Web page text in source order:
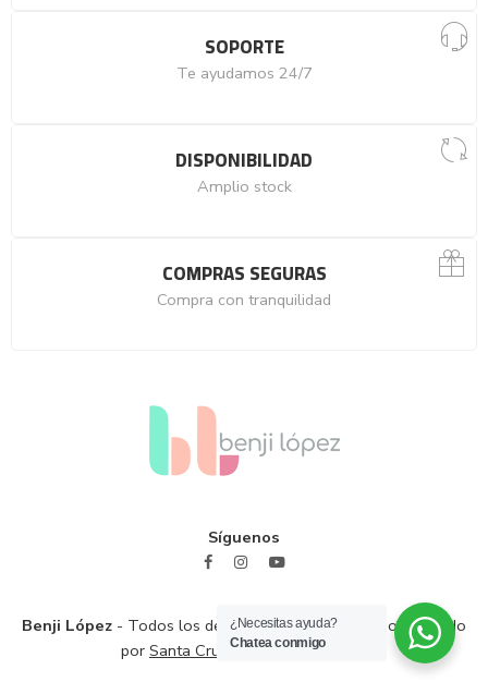
SOPORTE
Te ayudamos 24/7
DISPONIBILIDAD
Amplio stock
COMPRAS SEGURAS
Compra con tranquilidad
Síguenos
Benji López - Todos los derechos reservados / Sitio diseñado
por Santa Cruz Branding Solutions
¿Necesitas ayuda?
Chatea conmigo